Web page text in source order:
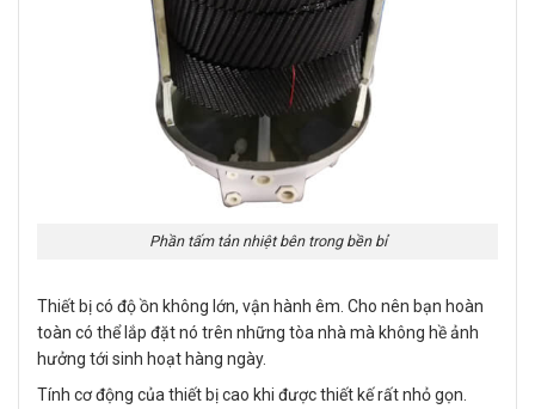
Phần tấm tản nhiệt bên trong bền bỉ
Thiết bị có độ ồn không lớn, vận hành êm. Cho nên bạn hoàn
toàn có thể lắp đặt nó trên những tòa nhà mà không hề ảnh
hưởng tới sinh hoạt hàng ngày.
Tính cơ động của thiết bị cao khi được thiết kế rất nhỏ gọn.